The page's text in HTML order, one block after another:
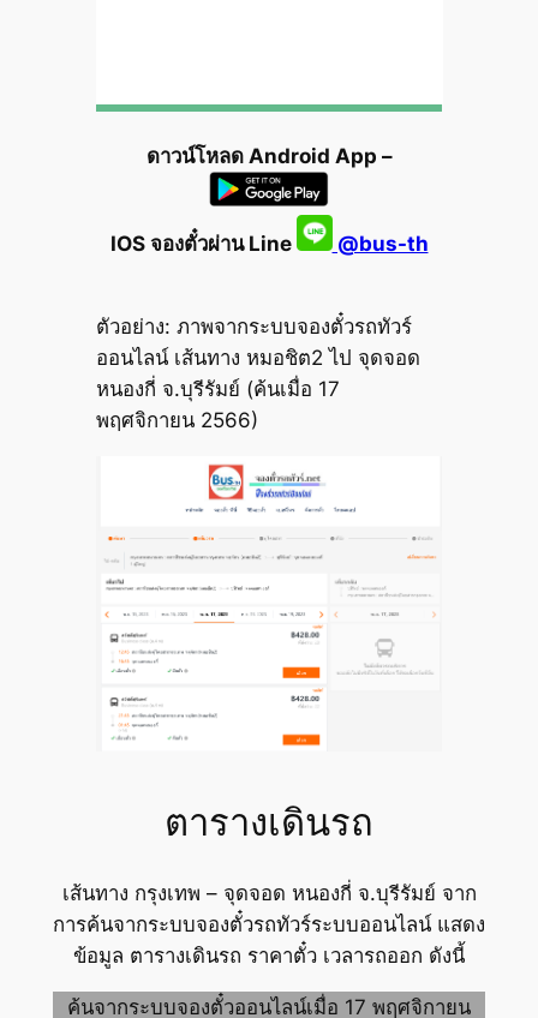
ดาวน์โหลด Android App –
IOS จองตั๋วผ่าน Line @bus-th
ตัวอย่าง: ภาพจากระบบจองตั๋วรถทัวร์
ออนไลน์ เส้นทาง หมอชิต2 ไป จุดจอด
หนองกี่ จ.บุรีรัมย์ (ค้นเมื่อ 17
พฤศจิกายน 2566)
ตารางเดินรถ
เส้นทาง กรุงเทพ – จุดจอด หนองกี่ จ.บุรีรัมย์ จาก
การค้นจากระบบจองตั๋วรถทัวร์ระบบออนไลน์ แสดง
ข้อมูล ตารางเดินรถ ราคาตั๋ว เวลารถออก ดังนี้
ค้นจากระบบจองตั๋วออนไลน์เมื่อ 17 พฤศจิกายน